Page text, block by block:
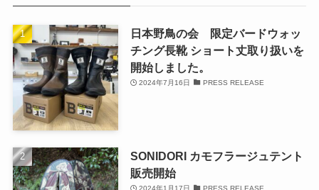
日本野鳥の会 限定バードウォッ
チング長靴 ショート丈取り扱いを
開始しました。
2024年7月16日 PRESS RELEASE
SONIDORI カモフラージュテント
販売開始
2024年1月17日 PRESS RELEASE